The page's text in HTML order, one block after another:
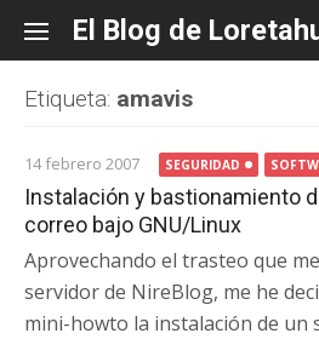
content
El Blog de
Etiqueta: amavis
14 febrero 2007 SEGURIDAD
Instalación y bastionamiento
correo bajo GNU/Linux
Aprovechando el trasteo que
servidor de NireBlog, me he
mini-howto la instalación de un